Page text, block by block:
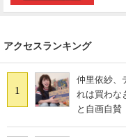
アクセスランキング
1
仲里依紗、
れは買わな
と自画自賛